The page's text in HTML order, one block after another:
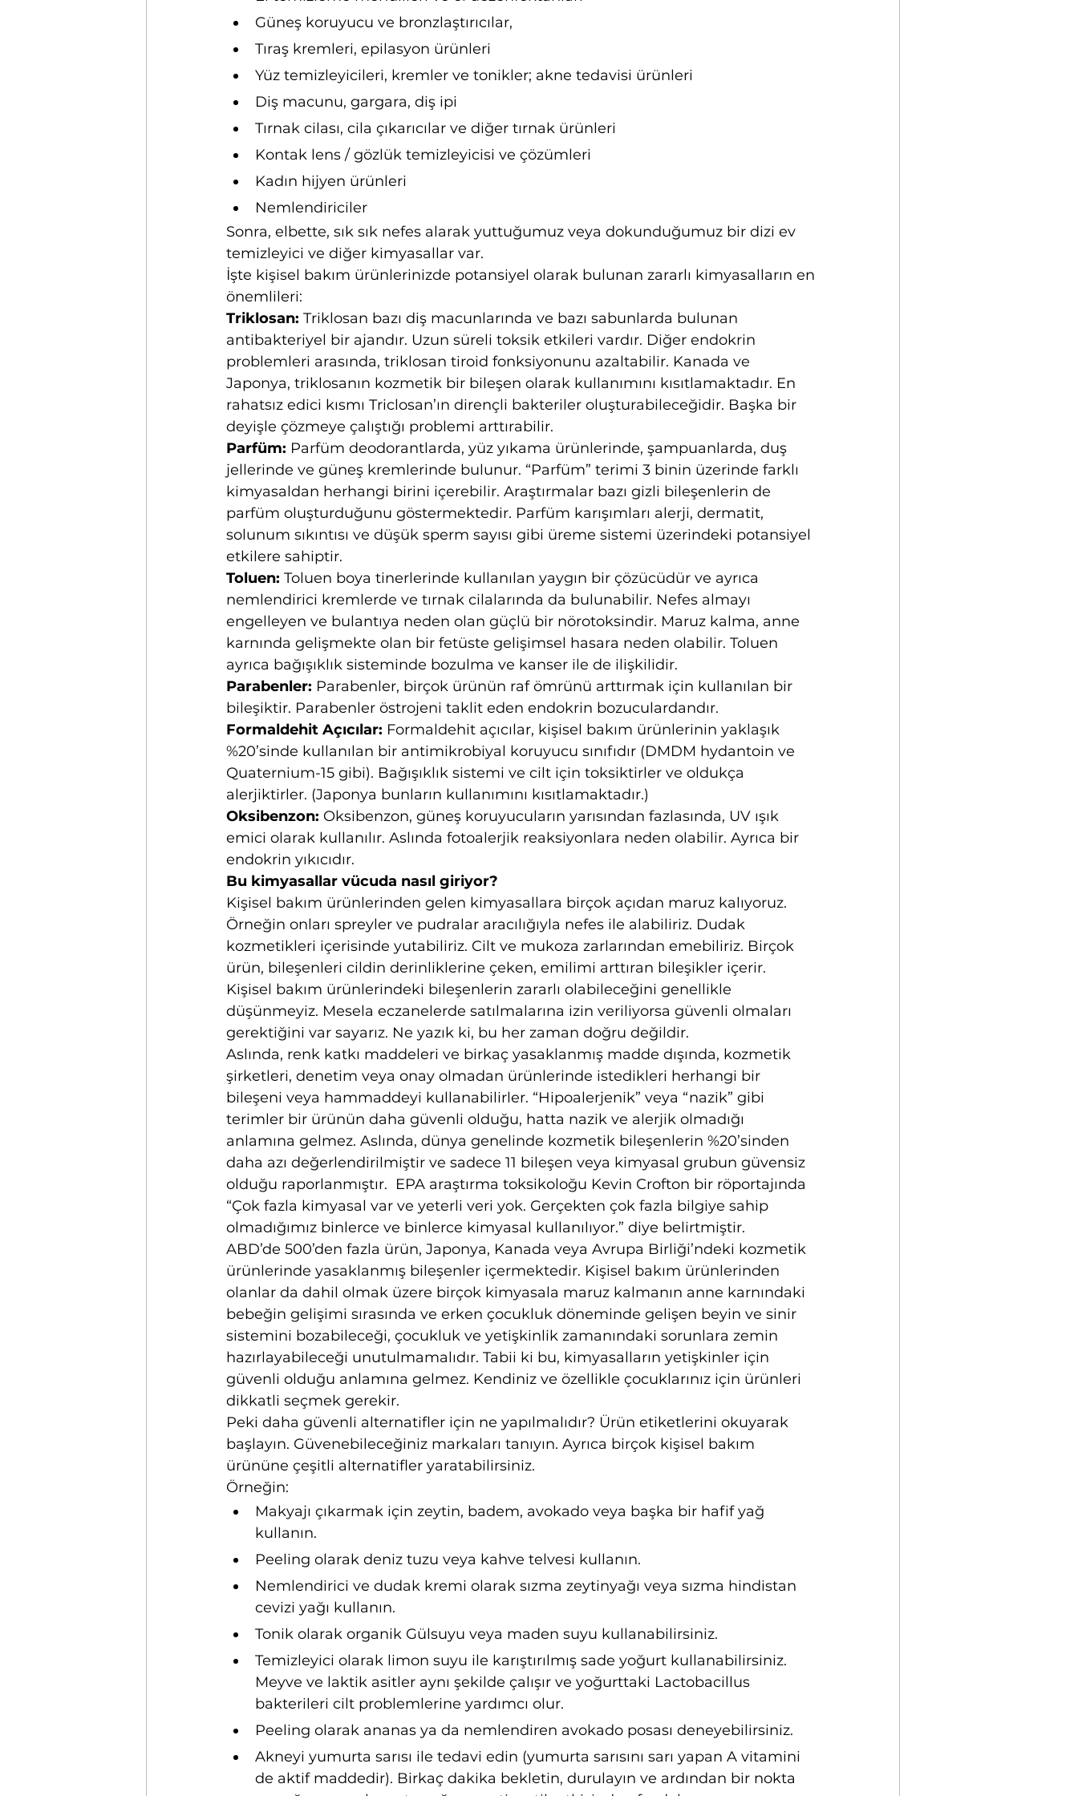
Güneş koruyucu ve bronzlaştırıcılar,
Tıraş kremleri, epilasyon ürünleri
Yüz temizleyicileri, kremler ve tonikler; akne tedavisi ürünleri
Diş macunu, gargara, diş ipi
Tırnak cilası, cila çıkarıcılar ve diğer tırnak ürünleri
Kontak lens / gözlük temizleyicisi ve çözümleri
Kadın hijyen ürünleri
Nemlendiriciler
Sonra, elbette, sık sık nefes alarak yuttuğumuz veya dokunduğumuz bir dizi ev
temizleyici ve diğer kimyasallar var.
İşte kişisel bakım ürünlerinizde potansiyel olarak bulunan zararlı kimyasalların en
önemlileri:
Triklosan: Triklosan bazı diş macunlarında ve bazı sabunlarda bulunan
antibakteriyel bir ajandır. Uzun süreli toksik etkileri vardır. Diğer endokrin
problemleri arasında, triklosan tiroid fonksiyonunu azaltabilir. Kanada ve
Japonya, triklosanın kozmetik bir bileşen olarak kullanımını kısıtlamaktadır. En
rahatsız edici kısmı Triclosan’ın dirençli bakteriler oluşturabileceğidir. Başka bir
deyişle çözmeye çalıştığı problemi arttırabilir.
Parfüm: Parfüm deodorantlarda, yüz yıkama ürünlerinde, şampuanlarda, duş
jellerinde ve güneş kremlerinde bulunur. “Parfüm” terimi 3 binin üzerinde farklı
kimyasaldan herhangi birini içerebilir. Araştırmalar bazı gizli bileşenlerin de
parfüm oluşturduğunu göstermektedir. Parfüm karışımları alerji, dermatit,
solunum sıkıntısı ve düşük sperm sayısı gibi üreme sistemi üzerindeki potansiyel
etkilere sahiptir.
Toluen: Toluen boya tinerlerinde kullanılan yaygın bir çözücüdür ve ayrıca
nemlendirici kremlerde ve tırnak cilalarında da bulunabilir. Nefes almayı
engelleyen ve bulantıya neden olan güçlü bir nörotoksindir. Maruz kalma, anne
karnında gelişmekte olan bir fetüste gelişimsel hasara neden olabilir. Toluen
ayrıca bağışıklık sisteminde bozulma ve kanser ile de ilişkilidir.
Parabenler: Parabenler, birçok ürünün raf ömrünü arttırmak için kullanılan bir
bileşiktir. Parabenler östrojeni taklit eden endokrin bozuculardandır.
Formaldehit Açıcılar: Formaldehit açıcılar, kişisel bakım ürünlerinin yaklaşık
%20’sinde kullanılan bir antimikrobiyal koruyucu sınıfıdır (DMDM hydantoin ve
Quaternium-15 gibi). Bağışıklık sistemi ve cilt için toksiktirler ve oldukça
alerjiktirler. (Japonya bunların kullanımını kısıtlamaktadır.)
Oksibenzon: Oksibenzon, güneş koruyucuların yarısından fazlasında, UV ışık
emici olarak kullanılır. Aslında fotoalerjik reaksiyonlara neden olabilir. Ayrıca bir
endokrin yıkıcıdır.
Bu kimyasallar vücuda nasıl giriyor?
Kişisel bakım ürünlerinden gelen kimyasallara birçok açıdan maruz kalıyoruz.
Örneğin onları spreyler ve pudralar aracılığıyla nefes ile alabiliriz. Dudak
kozmetikleri içerisinde yutabiliriz. Cilt ve mukoza zarlarından emebiliriz. Birçok
ürün, bileşenleri cildin derinliklerine çeken, emilimi arttıran bileşikler içerir.
Kişisel bakım ürünlerindeki bileşenlerin zararlı olabileceğini genellikle
düşünmeyiz. Mesela eczanelerde satılmalarına izin veriliyorsa güvenli olmaları
gerektiğini var sayarız. Ne yazık ki, bu her zaman doğru değildir.
Aslında, renk katkı maddeleri ve birkaç yasaklanmış madde dışında, kozmetik
şirketleri, denetim veya onay olmadan ürünlerinde istedikleri herhangi bir
bileşeni veya hammaddeyi kullanabilirler. “Hipoalerjenik” veya “nazik” gibi
terimler bir ürünün daha güvenli olduğu, hatta nazik ve alerjik olmadığı
anlamına gelmez. Aslında, dünya genelinde kozmetik bileşenlerin %20’sinden
daha azı değerlendirilmiştir ve sadece 11 bileşen veya kimyasal grubun güvensiz
olduğu raporlanmıştır.  EPA araştırma toksikoloğu Kevin Crofton bir röportajında
“Çok fazla kimyasal var ve yeterli veri yok. Gerçekten çok fazla bilgiye sahip
olmadığımız binlerce ve binlerce kimyasal kullanılıyor.” diye belirtmiştir.
ABD’de 500’den fazla ürün, Japonya, Kanada veya Avrupa Birliği’ndeki kozmetik
ürünlerinde yasaklanmış bileşenler içermektedir. Kişisel bakım ürünlerinden
olanlar da dahil olmak üzere birçok kimyasala maruz kalmanın anne karnındaki
bebeğin gelişimi sırasında ve erken çocukluk döneminde gelişen beyin ve sinir
sistemini bozabileceği, çocukluk ve yetişkinlik zamanındaki sorunlara zemin
hazırlayabileceği unutulmamalıdır. Tabii ki bu, kimyasalların yetişkinler için
güvenli olduğu anlamına gelmez. Kendiniz ve özellikle çocuklarınız için ürünleri
dikkatli seçmek gerekir.
Peki daha güvenli alternatifler için ne yapılmalıdır? Ürün etiketlerini okuyarak
başlayın. Güvenebileceğiniz markaları tanıyın. Ayrıca birçok kişisel bakım
ürününe çeşitli alternatifler yaratabilirsiniz.
Örneğin:
Makyajı çıkarmak için zeytin, badem, avokado veya başka bir hafif yağ
kullanın.
Peeling olarak deniz tuzu veya kahve telvesi kullanın.
Nemlendirici ve dudak kremi olarak sızma zeytinyağı veya sızma hindistan
cevizi yağı kullanın.
Tonik olarak organik Gülsuyu veya maden suyu kullanabilirsiniz.
Temizleyici olarak limon suyu ile karıştırılmış sade yoğurt kullanabilirsiniz.
Meyve ve laktik asitler aynı şekilde çalışır ve yoğurttaki Lactobacillus
bakterileri cilt problemlerine yardımcı olur.
Peeling olarak ananas ya da nemlendiren avokado posası deneyebilirsiniz.
Akneyi yumurta sarısı ile tedavi edin (yumurta sarısını sarı yapan A vitamini
de aktif maddedir). Birkaç dakika bekletin, durulayın ve ardından bir nokta